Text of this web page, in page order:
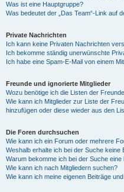
Was ist eine Hauptgruppe?
Was bedeutet der „Das Team“-Link auf
Private Nachrichten
Ich kann keine Privaten Nachrichten
Ich bekomme ständig unerwünschte
Ich habe eine Spam-E-Mail von einem
Freunde und ignorierte Mitglieder
Wozu benötige ich die Listen der
Wie kann ich Mitglieder zur Liste der
hinzufügen oder diese wieder aus den
Die Foren durchsuchen
Wie kann ich ein Forum oder mehrere
Weshalb erhalte ich bei der Suche keine
Warum bekomme ich bei der Suche eine
Wie kann ich nach Mitgliedern suchen?
Wie kann ich meine eigenen Beiträge